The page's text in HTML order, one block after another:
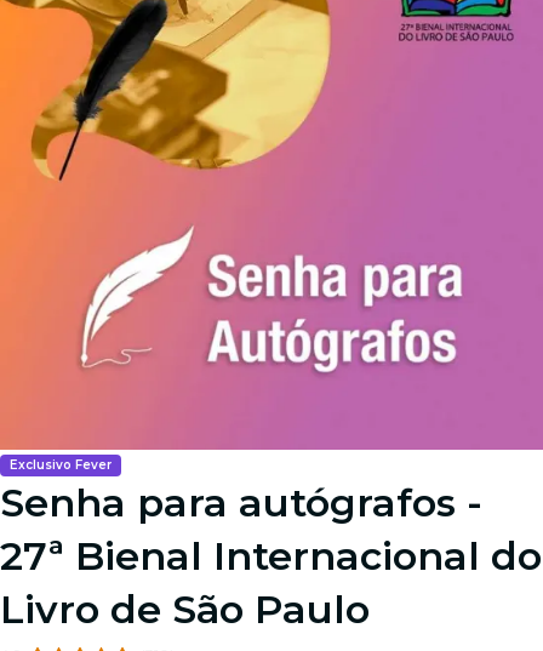
Exclusivo Fever
Senha para autógrafos -
27ª Bienal Internacional do
Livro de São Paulo